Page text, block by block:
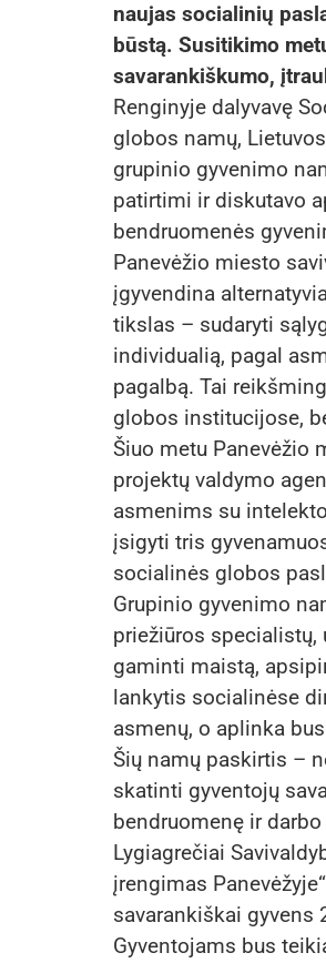
naujas socialinių
būstą. Susitikimo
savarankiškumo,
Renginyje dalyvavę
globos namų,
grupinio gyvenimo
patirtimi ir diskutavo
bendruomenės
Panevėžio miesto
įgyvendina
tikslas – sudaryti
individualią, pagal
pagalbą. Tai
globos institucijose,
Šiuo metu Panevėžio
projektų valdymo
asmenims su
įsigyti tris
socialinės globos
Grupinio gyvenimo
priežiūros
gaminti maistą,
lankytis socialinėse
asmenų, o aplinka
Šių namų paskirtis –
skatinti gyventojų
bendruomenę ir
Lygiagrečiai
įrengimas
savarankiškai gyvens
Gyventojams bus